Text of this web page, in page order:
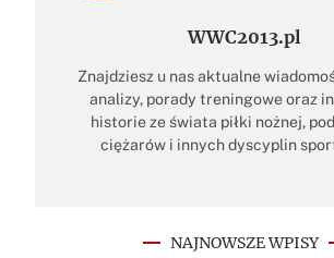
WWC2013.pl
Znajdziesz u nas aktualne
analizy, porady treningowe oraz
historie ze świata piłki nożnej,
ciężarów i innych dyscyplin
NAJNOWSZE WPISY